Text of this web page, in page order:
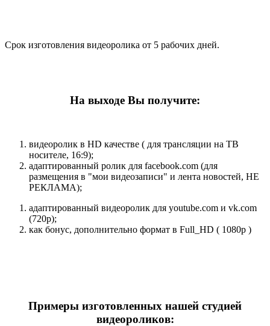
Срок изготовления видеоролика от 5 рабочих дней.
На выходе Вы получите:
видеоролик в HD качестве ( для трансляции на ТВ
носителе, 16:9);
адаптированный ролик для facebook.com (для
размещения в "мои видеозаписи" и лента новостей, НЕ
РЕКЛАМА);
адаптированный видеоролик для youtube.com и vk.com
(720p);
как бонус, дополнительно формат в Full_HD ( 1080p )
Примеры изготовленных нашей студией
видеороликов: